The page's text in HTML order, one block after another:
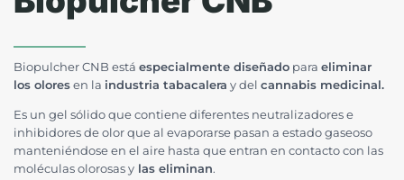
Biopulcher CNB está especialmente diseñado para eliminar
los olores en la industria tabacalera y del cannabis medicinal.
Es un gel sólido que contiene diferentes neutralizadores e
inhibidores de olor que al evaporarse pasan a estado gaseoso
manteniéndose en el aire hasta que entran en contacto con las
moléculas olorosas y las eliminan.